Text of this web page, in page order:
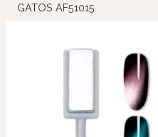
GATOS AF51015